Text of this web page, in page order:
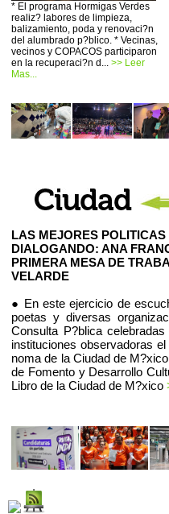
* El programa Hormigas Verdes
realiz? labores de limpieza,
balizamiento, poda y renovaci?n
del alumbrado p?blico. * Vecinas,
vecinos y COPACOS participaron
en la recuperaci?n d... >> Leer
Mas...
LAS MEJORES
DIALOGANDO: ANA
PRIMERA MESA DE
VELARDE
● En este ejercicio de
poetas y diversas
Consulta P?blica
instituciones observadoras
noma de la Ciudad de
de Fomento y Desarrollo
Libro de la Ciudad de M?xico